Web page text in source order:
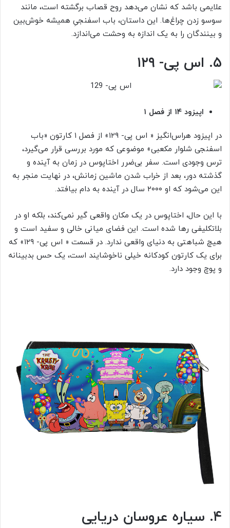
علایمی باشد که نشان می‌دهد روح قصاب برگشته است، مانند
سوسو زدن چراغ‌ها. این داستان، باب اسفنجیِ همیشه خوش‌بین
و بینندگان را به یک اندازه به وحشت می‌اندازد.
۵. اس پی- ۱۲۹
اپیزود ۱۴ از فصل ۱
در اپیزود هراس‌انگیز « اس پی- ۱۲۹» از فصل ۱ کارتون «باب
اسفنجی شلوار مکعبی» موضوعی که مورد بررسی قرار می‌گیرد،
ترس وجودی است. سفر بی‌ضرر اختاپوس در زمان به آینده و
گذشته دور، بعد از خراب شدن ماشین زمانش، در نهایت منجر به
این می‌شود که او ۲۰۰۰ سال در آینده به دام بیافتد.
با این حال، اختاپوس در یک مکان واقعی گیر نمی‌کند، بلکه او در
بلاتکلیفی رها شده است. این فضای میانی خالی و سفید است و
هیچ شباهتی به دنیای واقعی ندارد. در قسمت « اس پی- ۱۲۹» که
برای یک کارتون کودکانه خیلی ناخوشایند است، یک حس بدبینانه
و پوچ وجود دارد.
۴. سیاره عروسان دریایی